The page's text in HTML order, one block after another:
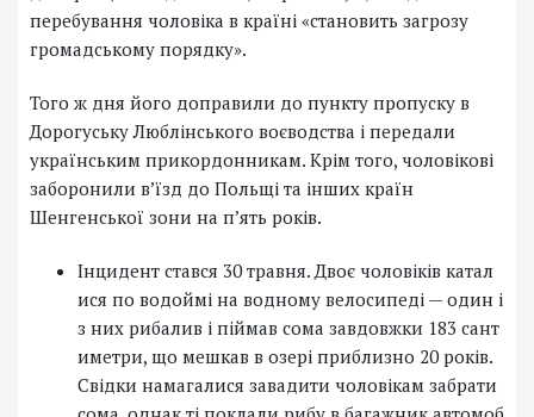
перебування чоловіка в країні «становить загрозу
громадському порядку».
Того ж дня його доправили до пункту пропуску в
Дорогуську Люблінського воєводства і передали
українським прикордонникам. Крім того, чоловікові
заборонили в’їзд до Польщі та інших країн
Шенгенської зони на п’ять років.
Інцидент стався 30 травня. Двоє чоловіків катал
ися по водоймі на водному велосипеді — один і
з них рибалив і піймав сома завдовжки 183 сант
иметри, що мешкав в озері приблизно 20 років.
Свідки намагалися завадити чоловікам забрати